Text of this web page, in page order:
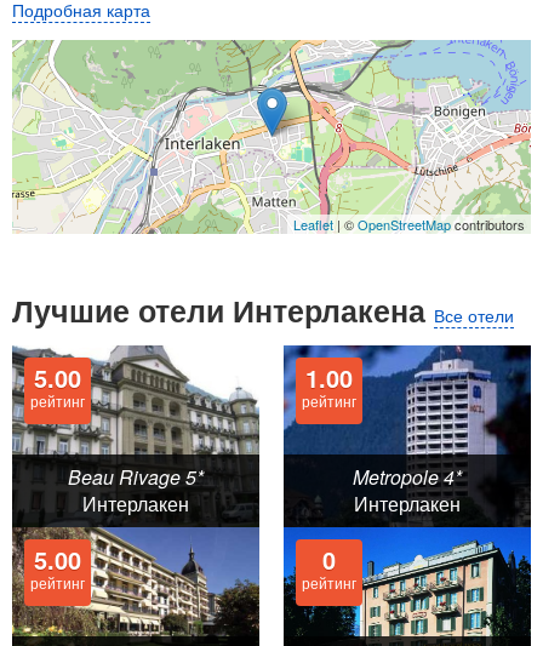
Подробная карта
Leaflet | ©OpenStreetMapcontributors
Лучшие отели Интерлакена Все отели
5.00
рейтинг
Beau Rivage 5*
Интерлакен
1.00
рейтинг
Metropole 4*
Интерлакен
5.00
рейтинг
0
рейтинг